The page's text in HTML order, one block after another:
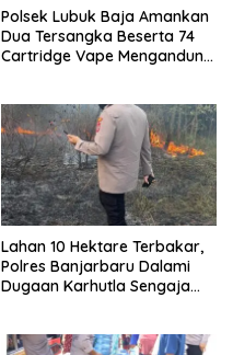
Polsek Lubuk Baja Amankan
Dua Tersangka Beserta 74
Cartridge Vape Mengandung
Lahan 10 Hektare Terbakar,
Polres Banjarbaru Dalami
Dugaan Karhutla Sengaja